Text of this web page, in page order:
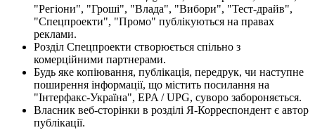
"Регіони", "Гроші", "Влада", "Вибори", "Тест-драйв",
"Спецпроекти", "Промо" публікуються на правах
реклами.
Розділ Спецпроекти створюється спільно з
комерційними партнерами.
Будь яке копіювання, публікація, передрук, чи наступне
поширення інформації, що містить посилання на
"Інтерфакс-Україна", EPA / UPG, суворо забороняється.
Власник веб-сторінки в розділі Я-Корреспондент є автор
публікації.